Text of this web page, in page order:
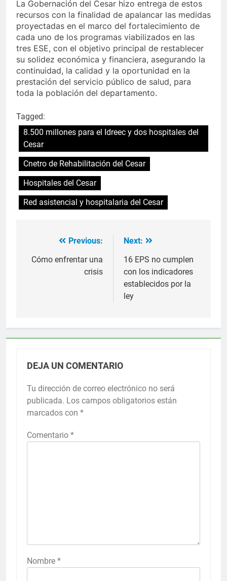
La Gobernación del Cesar hizo entrega de estos
recursos con la finalidad de apalancar las medidas
proyectadas en el marco del fortalecimiento de
cada uno de los programas viabilizados en las
tres ESE, con el objetivo principal de restablecer
su solidez económica y financiera, asegurando la
continuidad, la calidad y la oportunidad en la
prestación del servicio público de salud, para
toda la población del departamento.
Tagged:
8.500 millones para el Idreec y dos hospitales del
Cesar
Cnetro de Rehabilitación del Cesar
Hospitales del Cesar
Red asistencial y hospitalaria del Cesar
Navegación
de
Previous:
Cómo enfrentar una
crisis
Next:
16 EPS no cumplen
con los indicadores
establecidos por la
ley
DEJA UN COMENTARIO
Tu dirección de correo electrónico no será
publicada. Los campos obligatorios están
marcados con *
Comentario *
Nombre *